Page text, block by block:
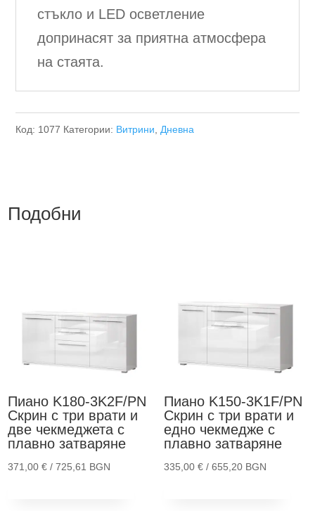
стъкло и LED осветление
допринасят за приятна атмосфера
на стаята.
Код: 1077 Категории: Витрини Дневна
Подобни
Пиано K180-3K2F/PN
Скрин с три врати и
две чекмеджета с
плавно затваряне
371,00€ / 725,61 BGN
Пиано K150-3K1F/PN
Скрин с три врати и
едно чекмедже с
плавно затваряне
335,00 € / 655,20 BGN